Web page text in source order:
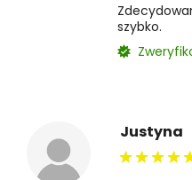
szybko.
Justyna